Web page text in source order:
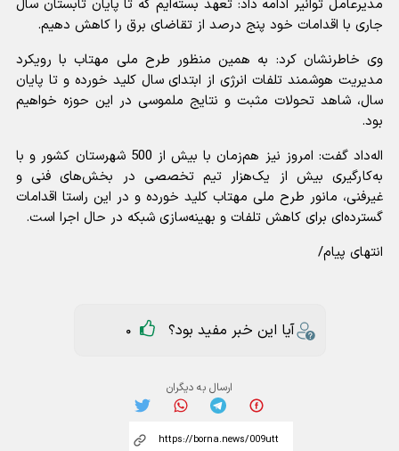
مدیرعامل توانیر ادامه داد: تعهد بسته‌ایم که تا پایان تابستان سال
جاری با اقدامات خود پنج درصد از تقاضای برق را کاهش دهیم.
وی خاطرنشان کرد: به همین منظور طرح ملی مهتاب با رویکرد
مدیریت هوشمند تلفات انرژی از ابتدای سال کلید خورده و تا پایان
سال، شاهد تحولات مثبت و نتایج ملموسی در این حوزه خواهیم
بود.
اله‌داد گفت: امروز نیز هم‌زمان با بیش از 500 شهرستان کشور و با
به‌کارگیری بیش از یک‌هزار تیم تخصصی در بخش‌های فنی و
غیرفنی، مانور طرح ملی مهتاب کلید خورده و در این راستا اقدامات
گسترده‌ای برای کاهش تلفات و بهینه‌سازی شبکه در حال اجرا است.
انتهای پیام/
آیا این خبر مفید بود؟ 0
ارسال به دیگران